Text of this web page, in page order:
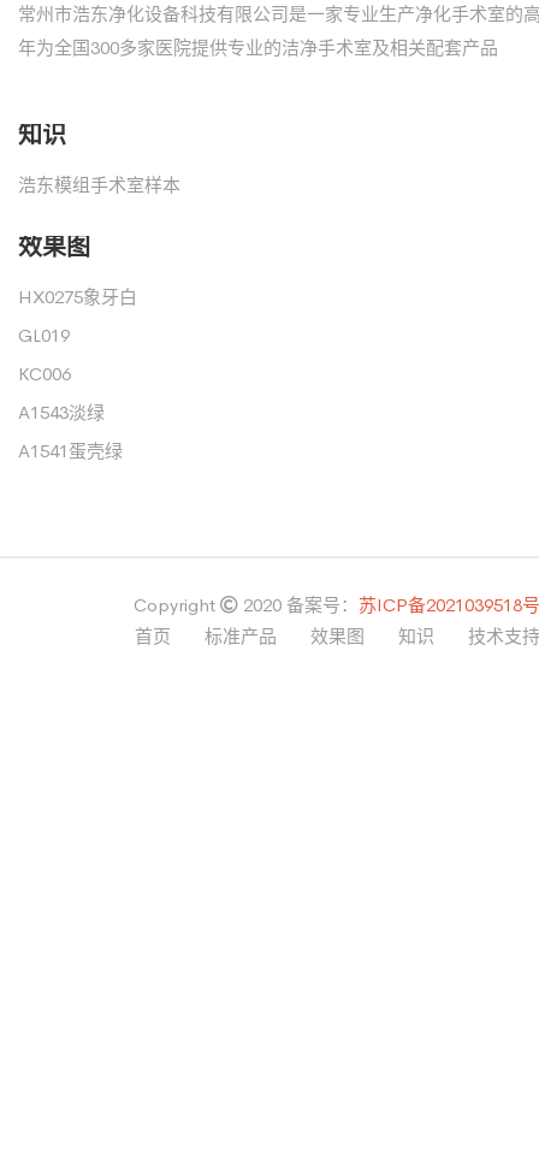
常州市浩东净化设备科技有限公司是一家专业生产净化手术室的
年为全国300多家医院提供专业的洁净手术室及相关配套产品
知识
浩东模组手术室样本
效果图
HX0275象牙白
GL019
KC006
A1543淡绿
A1541蛋壳绿
Copyright 2020 备案号： 苏ICP备2021039518号
首页
标准产品 效果图 知识 技术支持